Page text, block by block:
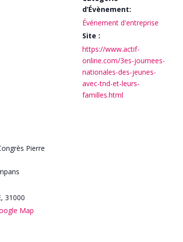
d’Évènement:
Événement d'entreprise
Site :
https://www.actif-
online.com/3es-journees-
nationales-des-jeunes-
avec-tnd-et-leurs-
familles.html
Pierre
, 31000
Map